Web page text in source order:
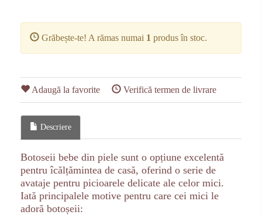
Grăbește-te! A rămas numai 1 produs în stoc.
Adaugă la favorite Verifică termen de livrare
Descriere
Botoseii bebe din piele sunt o opțiune excelentă
pentru îcălțămintea de casă, oferind o serie de
avataje pentru picioarele delicate ale celor mici.
Iată principalele motive pentru care cei mici le
adoră botoșeii: